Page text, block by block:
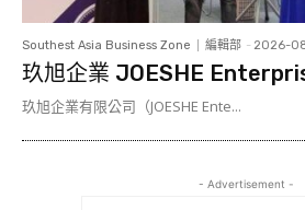
Southest Asia Business Zone 編輯部 - 2026-
玖旭企業 JOESHE
玖旭企業有限公司（JOESHE Ente...
- Advertisement -